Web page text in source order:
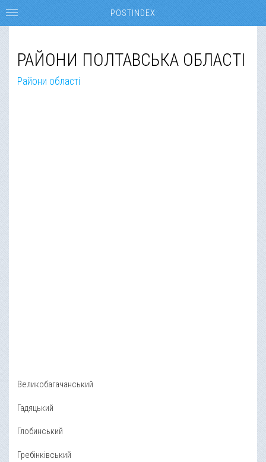
РАЙОНИ ПОЛТАВСЬКА ОБЛАСТІ
Райони області
Великобагачанський
Гадяцький
Глобинський
Гребінківський
POSTINDEX